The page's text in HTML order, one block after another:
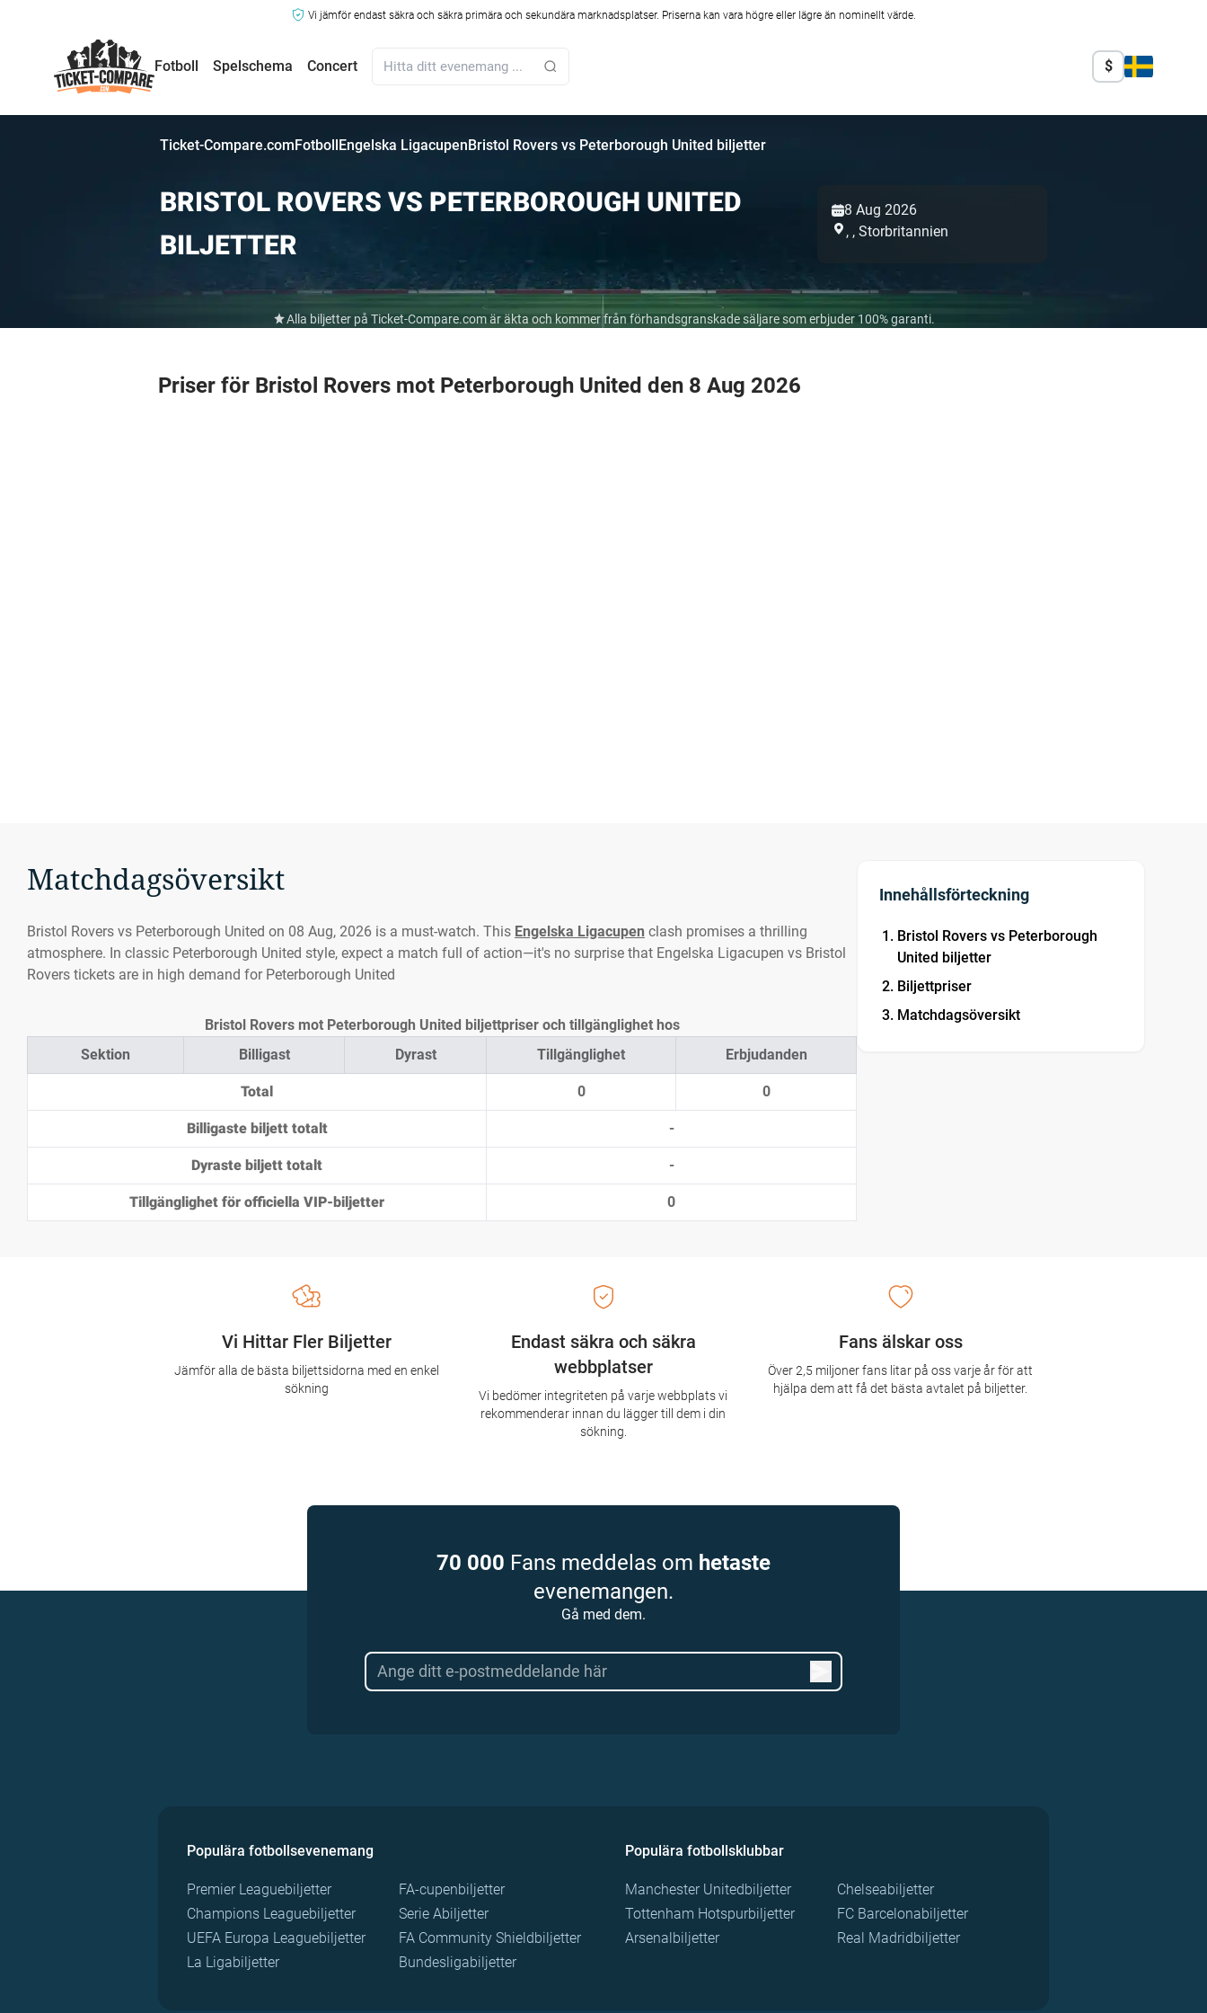
Vi jämför endast säkra och säkra primära och sekundära marknadsplatser. Priserna kan vara högre eller lägre än nominellt värde.
Fotboll Spelschema Concert $
Ticket-Compare.comFotbollEngelska LigacupenBristol Rovers vs Peterborough United biljetter
BRISTOL ROVERS VS PETERBOROUGH UNITED
BILJETTER
8 Aug 2026
, , Storbritannien
Alla biljetter på Ticket-Compare.com är äkta och kommer från förhandsgranskade säljare som erbjuder 100% garanti.
Priser för Bristol Rovers mot Peterborough United den 8 Aug 2026
Matchdagsöversikt
Bristol Rovers vs Peterborough United on 08 Aug, 2026 is a must-watch. This Engelska Ligacupen clash promises a thrilling
atmosphere. In classic Peterborough United style, expect a match full of action—it's no surprise that Engelska Ligacupen vs Bristol
Rovers tickets are in high demand for Peterborough United
Sektion Billigast Dyrast Tillgänglighet Erbjudanden
Total 0 0
Billigaste biljett totalt -
Dyraste biljett totalt -
Tillgänglighet för officiella VIP-biljetter 0
Bristol Rovers mot Peterborough United biljettpriser och tillgänglighet hos
Innehållsförteckning
Bristol Rovers vs Peterborough
United biljetter
Biljettpriser
Matchdagsöversikt
Endast säkra och säkra
webbplatser
Vi bedömer integriteten på varje webbplats vi
rekommenderar innan du lägger till dem i din
sökning.
Vi Hittar Fler Biljetter
Jämför alla de bästa biljettsidorna med en enkel
sökning
Fans älskar oss
Över 2,5 miljoner fans litar på oss varje år för att
hjälpa dem att få det bästa avtalet på biljetter.
70 000 Fans meddelas om hetaste
evenemangen.
Gå med dem.
Populära fotbollsevenemang
Premier Leaguebiljetter
Champions Leaguebiljetter
UEFA Europa Leaguebiljetter
La Ligabiljetter
FA-cupenbiljetter
Serie Abiljetter
FA Community Shieldbiljetter
Bundesligabiljetter
Populära fotbollsklubbar
Manchester Unitedbiljetter
Tottenham Hotspurbiljetter
Arsenalbiljetter
Chelseabiljetter
FC Barcelonabiljetter
Real Madridbiljetter